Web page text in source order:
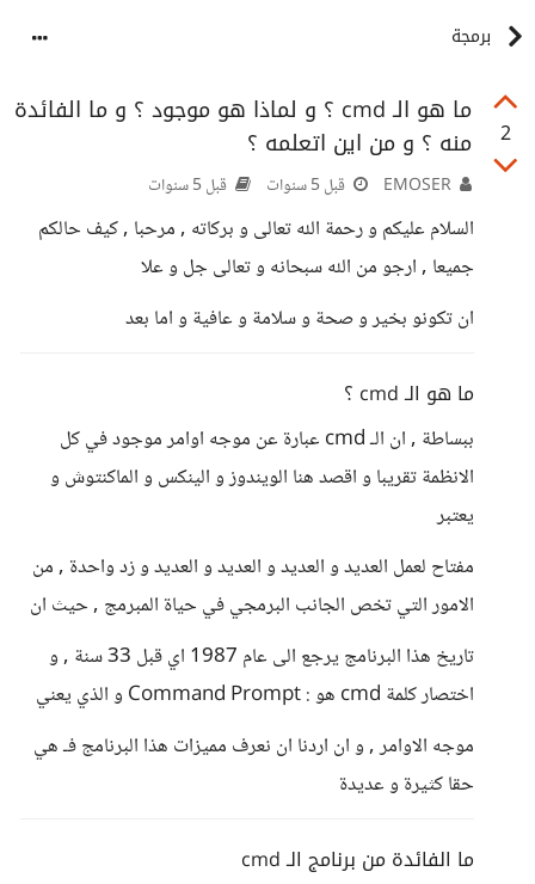
برمجة
2
ما هو الـ cmd ؟ و لماذا هو موجود ؟ و ما الفائدة
منه ؟ و من اين اتعلمه ؟
قبل 5 سنوات قبل 5 سنوات
السلام عليكم و رحمة الله تعالى و بركاته , مرحبا , كيف حالكم
جميعا , ارجو من الله سبحانه و تعالى جل و علا
ان تكونو بخير و صحة و سلامة و عافية و اما بعد
ما هو الـ cmd ؟
ببساطة , ان الـ cmd عبارة عن موجه اوامر موجود في كل
الانظمة تقريبا و اقصد هنا الويندوز و الينكس و الماكنتوش و
يعتبر
مفتاح لعمل العديد و العديد و العديد و العديد و زد واحدة , من
الامور التي تخص الجانب البرمجي في حياة المبرمج , حيث ان
تاريخ هذا البرنامج يرجع الى عام 1987 اي قبل 33 سنة , و
اختصار كلمة cmd هو : Command Prompt و الذي يعني
موجه الاوامر , و ان اردنا ان نعرف مميزات هذا البرنامج فـ هي
حقا كثيرة و عديدة
ما الفائدة من برنامج الـ cmd